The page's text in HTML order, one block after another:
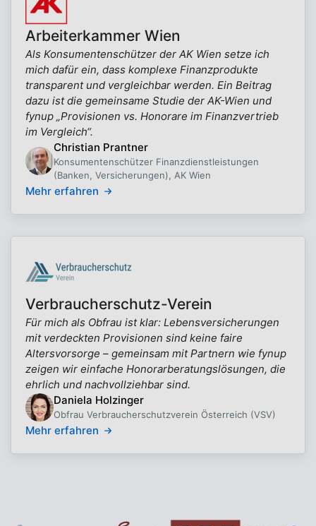
Arbeiterkammer Wien
Als Konsumentenschützer der AK Wien setze ich
mich dafür ein, dass komplexe Finanzprodukte
transparent und vergleichbar werden. Ein Beitrag
dazu ist die gemeinsame Studie der AK-Wien und
fynup „Provisionen vs. Honorare im Finanzvertrieb
im Vergleich“.
Christian Prantner
Konsumentenschützer Finanzdienstleistungen
(Banken, Versicherungen), AK Wien
Mehr erfahren
Verbraucherschutz-Verein
Für mich als Obfrau ist klar: Lebensversicherungen
mit verdeckten Provisionen sind keine faire
Altersvorsorge – gemeinsam mit Partnern wie fynup
zeigen wir einfache Honorarberatungslösungen, die
ehrlich und nachvollziehbar sind.
Daniela Holzinger
Obfrau Verbraucherschutzverein Österreich (VSV)
Mehr erfahren